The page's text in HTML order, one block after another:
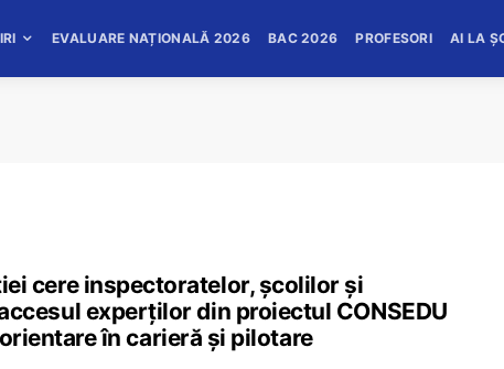
EVALUARE NAȚIONALĂ 2026 BAC 2026 PROFESORI AI LA
cere inspectoratelor, școlilor și
experților din proiectul CONSEDU
în carieră și pilotare